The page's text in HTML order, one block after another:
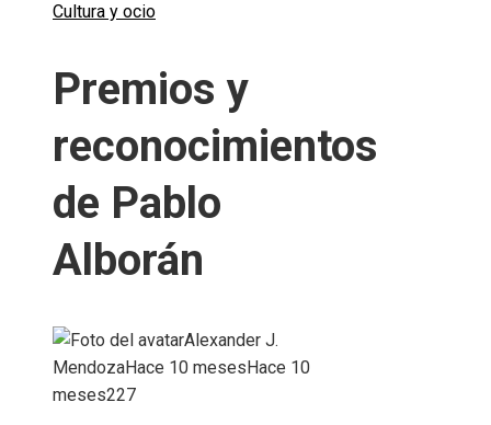
Cultura y ocio
Premios y
reconocimientos
de Pablo
Alborán
Alexander J.
MendozaHace 10 mesesHace 10
meses227